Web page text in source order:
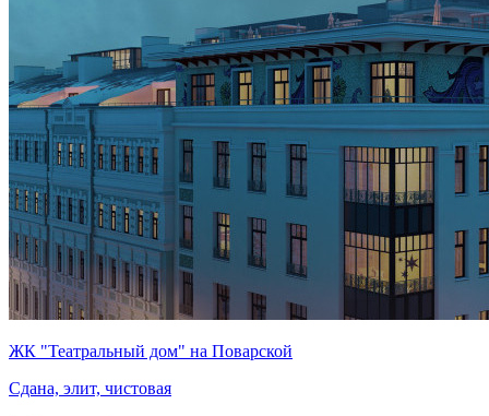
ЖК "Театральный дом" на Поварской
Сдана, элит, чистовая